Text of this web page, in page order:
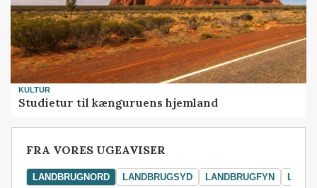
KULTUR
Studietur til kænguruens hjemland
FRA VORES UGEAVISER
LANDBRUGNORD LANDBRUGSYD LANDBRUGFYN